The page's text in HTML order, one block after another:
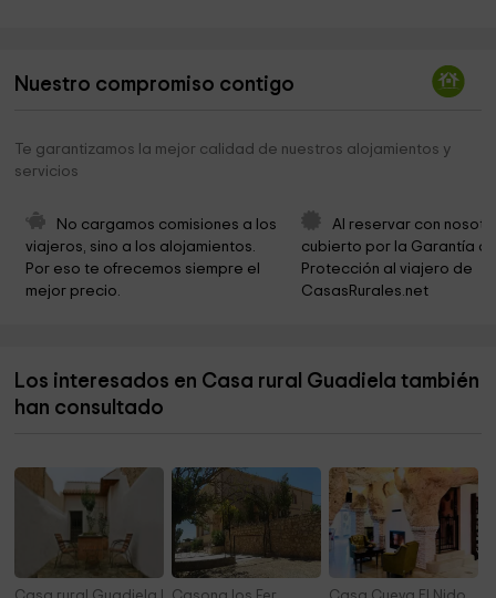
Parque 7,8 km
Parroquia de San Nicolás de Bari
Parque de Priego
Parroquia de San Juan Bautista
Ayuntamiento de Priego 7,9 km
Puente Allende 8,2 km
Nuestro compromiso contigo
Te garantizamos la mejor calidad de nuestros alojamientos y
servicios
No cargamos comisiones a los
viajeros, sino a los alojamientos.
Por eso te ofrecemos siempre el
mejor precio.
Al reservar con
cubierto por la Garantía
Protección al viajero de
CasasRurales.net
Los interesados en Casa rural Guadiela también
han consultado